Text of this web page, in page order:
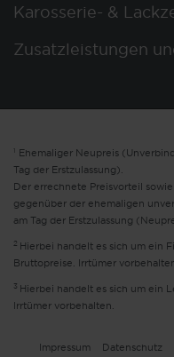
Karosserie- &
Zusatzleistungen
1 Ehemaliger Neupreis
Tag der Erstzulassung).
Der errechnete Preisvorteil
gegenüber der ehemaligen
am Tag der Erstzulassung
2 Hierbei handelt es sich um ein
Bruttopreise. Irrtümer
3 Hierbei handelt es sich um ein
Irrtümer vorbehalten.
Impressum Datenschutz